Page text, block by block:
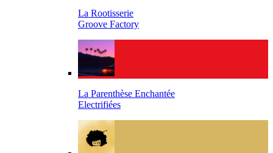
La Rootisserie
Groove Factory
La Parenthèse Enchantée
Electrifiées